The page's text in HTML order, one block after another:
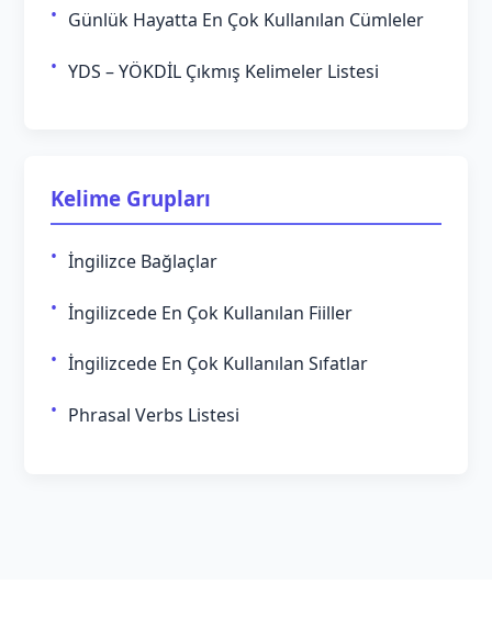
Günlük Hayatta En Çok Kullanılan Cümleler
YDS – YÖKDİL Çıkmış Kelimeler Listesi
Kelime Grupları
İngilizce Bağlaçlar
İngilizcede En Çok Kullanılan Fiiller
İngilizcede En Çok Kullanılan Sıfatlar
Phrasal Verbs Listesi